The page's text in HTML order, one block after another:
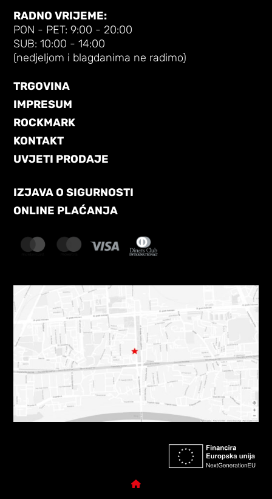
RADNO VRIJEME:
PON - PET: 9:00 - 20:00
SUB: 10:00 - 14:00
(nedjeljom i blagdanima ne radimo)
TRGOVINA
IMPRESUM
ROCKMARK
KONTAKT
UVJETI PRODAJE
IZJAVA O SIGURNOSTI
ONLINE PLAĆANJA